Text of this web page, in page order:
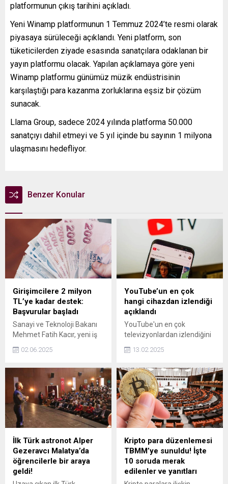
platformunun çıkış tarihini açıkladı.
Yeni Winamp platformunun 1 Temmuz 2024’te resmi olarak
piyasaya sürüleceği açıklandı. Yeni platform, son
tüketicilerden ziyade esasında sanatçılara odaklanan bir
yayın platformu olacak. Yapılan açıklamaya göre yeni
Winamp platformu günümüz müzik endüstrisinin
karşılaştığı para kazanma zorluklarına eşsiz bir çözüm
sunacak.
Llama Group, sadece 2024 yılında platforma 50.000
sanatçıyı dahil etmeyi ve 5 yıl içinde bu sayının 1 milyona
ulaşmasını hedefliyor.
Benzer Konular
Girişimcilere 2 milyon
TL’ye kadar destek:
Başvurular başladı
Sanayi ve Teknoloji Bakanı
Mehmet Fatih Kacır, yeni iş
isteyen girişimcilere
TL’ye kadar destek
sağladıklarını belirtti.
02.06.2025
YouTube’un en çok
hangi cihazdan izlendiği
açıklandı
YouTube'un en çok
televizyonlardan izlendiğini
tarafta eski hakimiyetin
13.02.2025
İlk Türk astronot Alper
Gezeravcı Malatya’da
öğrencilerle bir araya
geldi!
Kripto para düzenlemesi
TBMM’ye sunuldu! İşte
10 soruda merak
edilenler ve yanıtları